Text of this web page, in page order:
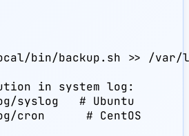
bin/backup.sh >> /var/
in system log:
syslog   # Ubuntu
cron      # CentOS